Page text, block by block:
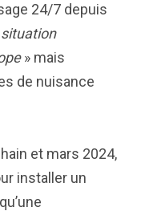
24/7 depuis
» mais
de nuisance
et mars 2024,
installer un